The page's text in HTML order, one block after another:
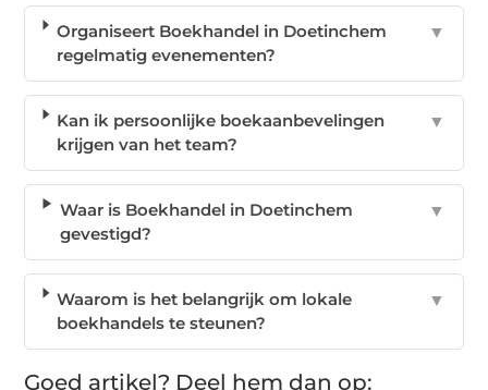
Organiseert Boekhandel in Doetinchem
regelmatig evenementen?
▼
Kan ik persoonlijke boekaanbevelingen
krijgen van het team?
▼
Waar is Boekhandel in Doetinchem
gevestigd?
▼
Waarom is het belangrijk om lokale
boekhandels te steunen?
▼
Goed artikel? Deel hem dan op: